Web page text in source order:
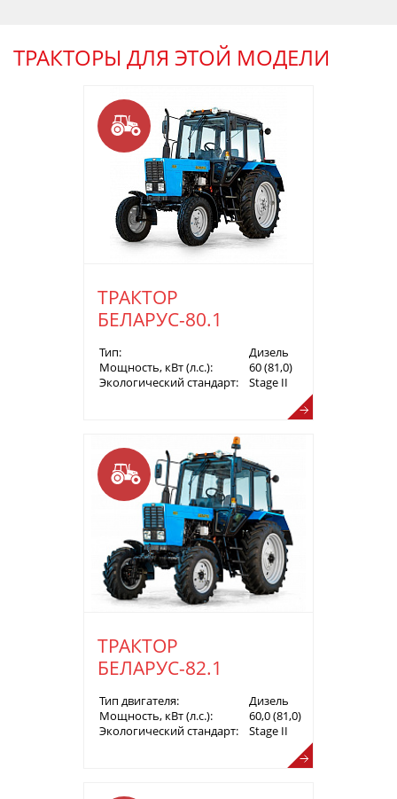
ТРАКТОРЫ ДЛЯ ЭТОЙ МОДЕЛИ
ТРАКТОР
БЕЛАРУС-80.1
Тип:
Дизель
Мощность, кВт (л.с.):
60 (81,0)
Экологический стандарт:
Stage II
ТРАКТОР
БЕЛАРУС-82.1
Тип двигателя:
Дизель
Мощность, кВт (л.с.):
60,0 (81,0)
Экологический стандарт:
Stage II